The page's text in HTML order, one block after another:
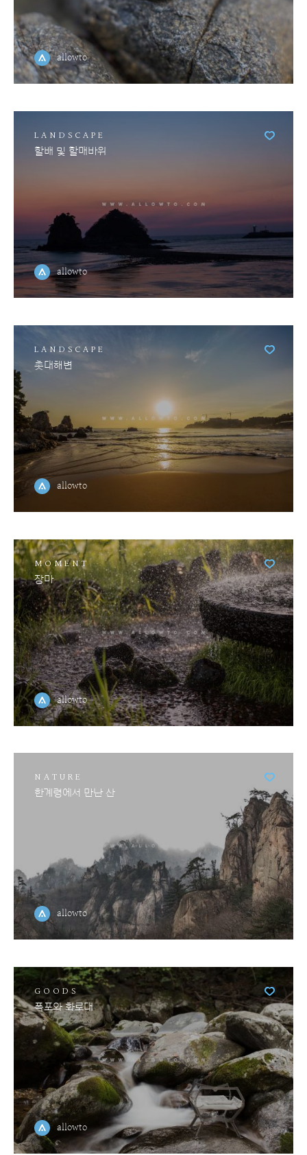
allowto
LANDSCAPE
할배 및 할매바위
allowto
LANDSCAPE
촛대해변
allowto
MOMENT
장마
allowto
NATURE
한계령에서 만난 산
allowto
GOODS
폭포와 화로대
allowto